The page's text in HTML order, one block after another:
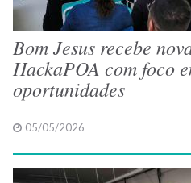
Bom Jesus recebe
HackaPOA com foco
oportunidades
05/05/2026